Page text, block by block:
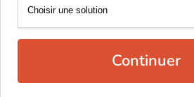
Continuer